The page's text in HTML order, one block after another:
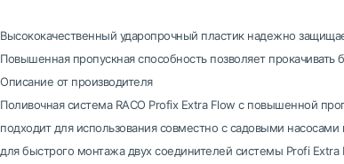
Высококачественный ударопрочный пластик надежно
Повышенная пропускная способность позволяет
Описание от производителя
Поливочная система RACO Profix Extra Flow с повышенной
подходит для использования совместно с садовыми
для быстрого монтажа двух соединителей системы Profi Extra